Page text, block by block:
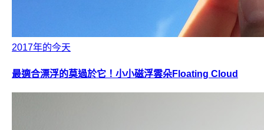
2017年的今天
最適合漂浮的莫過於它！小小磁浮雲朵Floating Cloud